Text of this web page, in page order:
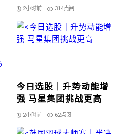
2小时前 314点阅
今日选股｜升势动能增
强 马星集团挑战更高
2小时前 62点阅